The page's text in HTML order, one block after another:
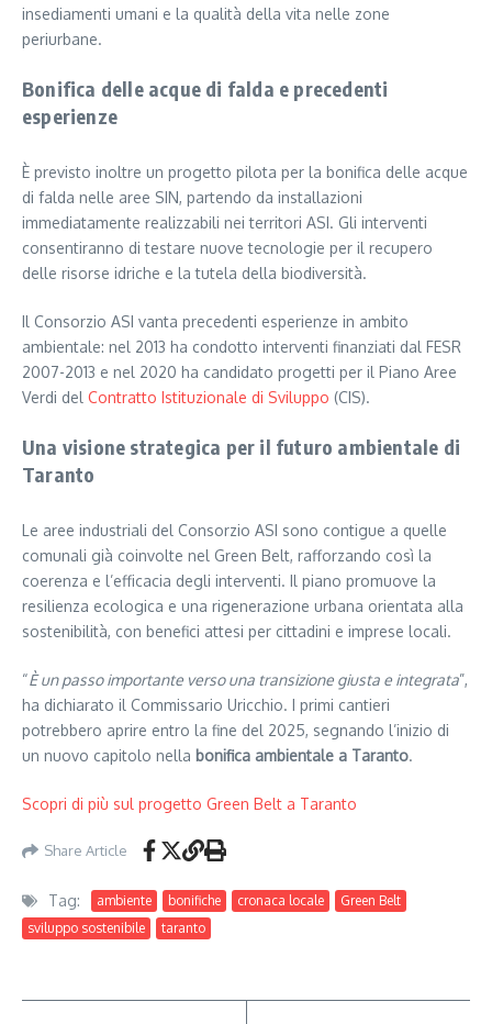
insediamenti umani e la qualità della vita nelle zone
periurbane.
Bonifica delle acque di falda e precedenti
esperienze
È previsto inoltre un progetto pilota per la bonifica delle acque
di falda nelle aree SIN, partendo da installazioni
immediatamente realizzabili nei territori ASI. Gli interventi
consentiranno di testare nuove tecnologie per il recupero
delle risorse idriche e la tutela della biodiversità.
Il Consorzio ASI vanta precedenti esperienze in ambito
ambientale: nel 2013 ha condotto interventi finanziati dal FESR
2007-2013 e nel 2020 ha candidato progetti per il Piano Aree
Verdi del Contratto Istituzionale di Sviluppo (CIS).
Una visione strategica per il futuro ambientale di
Taranto
Le aree industriali del Consorzio ASI sono contigue a quelle
comunali già coinvolte nel Green Belt, rafforzando così la
coerenza e l’efficacia degli interventi. Il piano promuove la
resilienza ecologica e una rigenerazione urbana orientata alla
sostenibilità, con benefici attesi per cittadini e imprese locali.
“È un passo importante verso una transizione giusta e integrata”,
ha dichiarato il Commissario Uricchio. I primi cantieri
potrebbero aprire entro la fine del 2025, segnando l’inizio di
un nuovo capitolo nella bonifica ambientale a Taranto.
Scopri di più sul progetto Green Belt a Taranto
Share Article
Tag: ambiente bonifiche cronaca locale
Green Belt
sviluppo sostenibile
taranto